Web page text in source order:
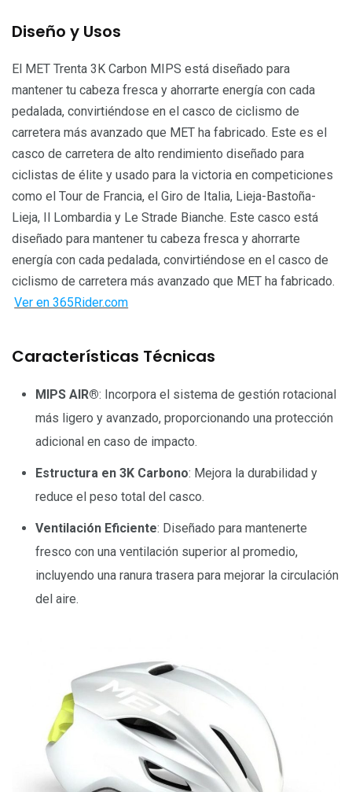
Diseño y Usos
El MET Trenta 3K Carbon MIPS está diseñado para
mantener tu cabeza fresca y ahorrarte energía con cada
pedalada, convirtiéndose en el casco de ciclismo de
carretera más avanzado que MET ha fabricado. Este es el
casco de carretera de alto rendimiento diseñado para
ciclistas de élite y usado para la victoria en competiciones
como el Tour de Francia, el Giro de Italia, Lieja-Bastoña-
Lieja, Il Lombardia y Le Strade Bianche. Este casco está
diseñado para mantener tu cabeza fresca y ahorrarte
energía con cada pedalada, convirtiéndose en el casco de
ciclismo de carretera más avanzado que MET ha fabricado.
Ver en 365Rider.com
Características Técnicas
MIPS AIR®: Incorpora el sistema de gestión rotacional
más ligero y avanzado, proporcionando una protección
adicional en caso de impacto.
Estructura en 3K Carbono: Mejora la durabilidad y
reduce el peso total del casco.
Ventilación Eficiente: Diseñado para mantenerte
fresco con una ventilación superior al promedio,
incluyendo una ranura trasera para mejorar la circulación
del aire.